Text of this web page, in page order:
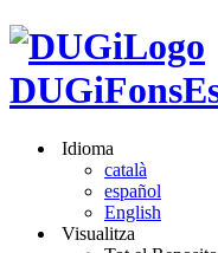
Idioma
català
español
English
Visualitza